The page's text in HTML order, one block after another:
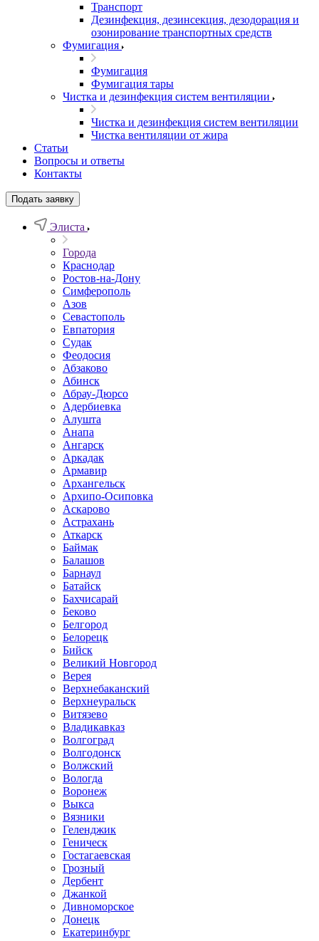
Транспорт
Дезинфекция, дезинсекция, дезодорация и
озонирование транспортных средств
Фумигация
Фумигация
Фумигация тары
Чистка и дезинфекция систем вентиляции
Чистка и дезинфекция систем вентиляции
Чистка вентиляции от жира
Статьи
Вопросы и ответы
Контакты
Подать заявку
Элиста
Города
Краснодар
Ростов-на-Дону
Симферополь
Азов
Севастополь
Евпатория
Судак
Феодосия
Абзаково
Абинск
Абрау-Дюрсо
Адербиевка
Алушта
Анапа
Ангарск
Аркадак
Армавир
Архангельск
Архипо-Осиповка
Аскарово
Астрахань
Аткарск
Баймак
Балашов
Барнаул
Батайск
Бахчисарай
Беково
Белгород
Белорецк
Бийск
Великий Новгород
Верея
Верхнебаканский
Верхнеуральск
Витязево
Владикавказ
Волгоград
Волгодонск
Волжский
Вологда
Воронеж
Выкса
Вязники
Геленджик
Геническ
Гостагаевская
Грозный
Дербент
Джанкой
Дивноморское
Донецк
Екатеринбург